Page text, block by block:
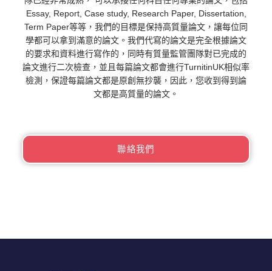
Essay, Report, Case study, Research Paper, Dissertation,
Term Paper等等，我們的目標是保持高質量論文，讓每位同
學都可以拿到滿意的論文。我們代寫的論文是完全根據論文
的要求和資料進行寫作的，同時有質量監管團隊對已完成的
論文進行二次檢查，並且每篇論文都會進行TurnitinUK相似率
檢測，保證每篇論文都是原創無抄襲，因此，您收到得到論
文都是高質量的論文。
聯絡我們